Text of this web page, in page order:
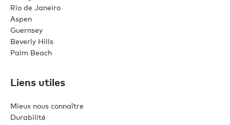
Rio de Janeiro
Aspen
Guernsey
Beverly Hills
Palm Beach
Liens utiles
Mieux nous connaître
Durabilité